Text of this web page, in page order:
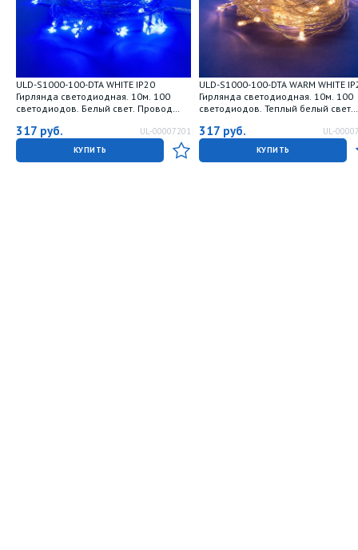
ULD-S1000-100-DTA WHITE IP20
Гирлянда светодиодная. 10м. 100
светодиодов. Белый свет. Провод
317 руб. UL-00007201
КУПИТЬ
ULD-S1000-100-DTA WARM WHITE
Гирлянда светодиодная. 10м. 100
светодиодов. Теплый белый свет.
317 руб. UL-
КУПИТЬ